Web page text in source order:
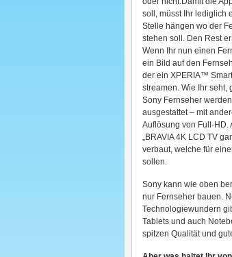
soll, müsst Ihr lediglich
Stelle hängen wo der
stehen soll. Den Rest
Wenn Ihr nun einen
ein Bild auf den
der ein XPERIA™
streamen. Wie Ihr seht,
Sony Fernseher
ausgestattet – mit
Auflösung von Full-HD.
„BRAVIA 4K LCD TV
verbaut, welche für
sollen.
Sony kann wie oben
nur Fernseher bauen.
Technologiewundern
Tablets und auch
spitzen Qualität und